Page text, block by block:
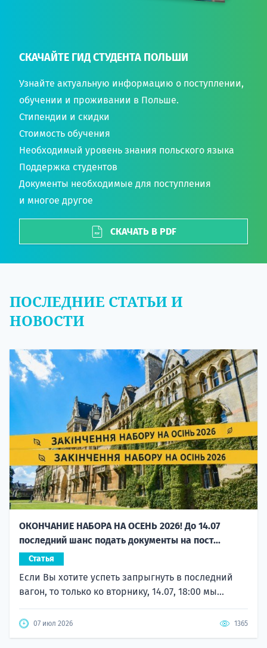
СКАЧАЙТЕ ГИД СТУДЕНТА ПОЛЬШИ
Узнайте актуальную информацию о поступлении,
обучении и проживании в Польше.
Стипендии и скидки
Стоимость обучения
Необходимый уровень знания польского языка
Поддержка студентов
Документы необходимые для поступления
и многое другое
СКАЧАТЬ В PDF
ПОСЛЕДНИЕ СТАТЬИ И
НОВОСТИ
ОКОНЧАНИЕ НАБОРА НА ОСЕНЬ 2026! До 14.07
последний шанс подать документы на пост...
Статья
Если Вы хотите успеть запрыгнуть в последний
вагон, то только ко вторнику, 14.07, 18:00 мы...
07 июл 2026 1365